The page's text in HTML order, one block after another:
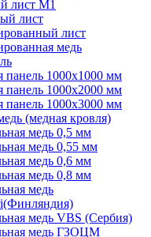
лист М1
лист
лист
медь
панель 1000x1000 мм
панель 1000x2000 мм
панель 1000x3000 мм
(медная кровля)
медь 0,5 мм
медь 0,55 мм
медь 0,6 мм
медь 0,8 мм
медь
медь VBS (Сербия)
медь ГЗОЦМ